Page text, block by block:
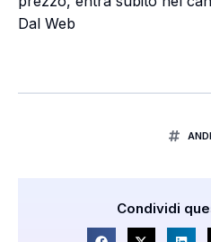
Dal Web
Condividi